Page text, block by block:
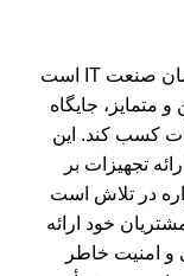
شرکت سل اکسپرس آیتی یکی از پیشگامان صنعت IT است
متمایز، جایگاه
کسب کند. این
تجهیزات بر
در تلاش است
خود ارائه
و امنیت خاطر